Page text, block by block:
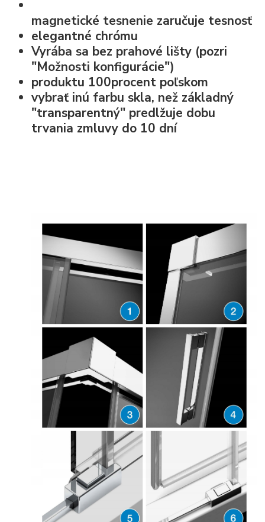
magnetické tesnenie zaručuje tesnosť
elegantné chrómu
Vyrába sa bez prahové lišty (pozri
"Možnosti konfigurácie")
produktu 100procent poľskom
vybrať inú farbu skla, než základný
"transparentný" predlžuje dobu
trvania zmluvy do 10 dní